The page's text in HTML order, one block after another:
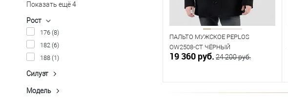
Показать ещё 4
Рост
176 (8)
182 (6)
188 (1)
СилуэтПолуприлегающий
Прямой
Модель
П-564(1)
ПАЛЬТО МУЖСКОЕ PEPLOS
OW2508-CT ЧЁРНЫЙ
19 360 руб. 24 200 руб.